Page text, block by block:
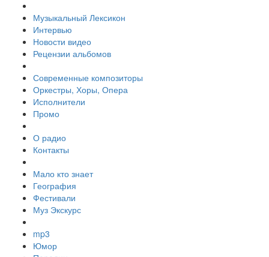
Музыкальный Лексикон
Интервью
Новости видео
Рецензии альбомов
Современные композиторы
Оркестры, Хоры, Опера
Исполнители
Промо
О радио
Контакты
Мало кто знает
География
Фестивали
Муз Экскурс
mp3
Юмор